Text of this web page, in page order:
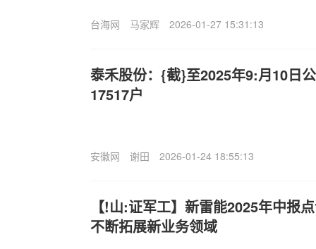
台海网 马家辉 2026-01-27 15:31:13
泰禾股份：{截}至2025年9:月10日
17517户
安徽网 谢田 2026-01-24 18:55:13
【!山:证军工】新雷能2025年中报
不断拓展新业务领域